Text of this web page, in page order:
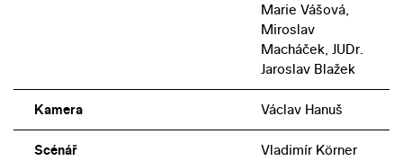
Marie Vášová,
Miroslav
Macháček, JUDr.
Jaroslav Blažek
Kamera Václav Hanuš
Scénář Vladimír Körner